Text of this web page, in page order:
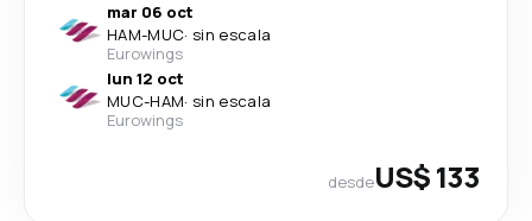
mar 06 oct
HAM-MUC· sin escala
Eurowings
lun 12 oct
MUC-HAM· sin escala
Eurowings
desdeUS$ 133